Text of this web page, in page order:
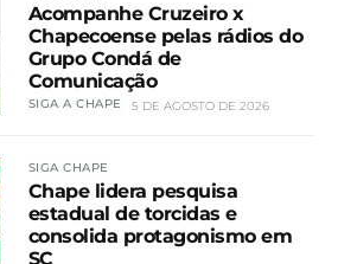
Acompanhe Cruzeiro x
Chapecoense pelas rádios do
Grupo Condá de
Comunicação
SIGA A CHAPE 5 DE AGOSTO DE 2026
SIGA CHAPE
Chape lidera pesquisa
estadual de torcidas e
consolida protagonismo em
SC